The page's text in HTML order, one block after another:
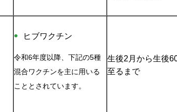
ヒブワクチン
令和6年度以降、下記の5種
混合ワクチンを主に用いる
こととされています。
生後2月から生後
至るまで